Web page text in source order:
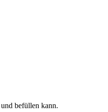
befüllen kann.